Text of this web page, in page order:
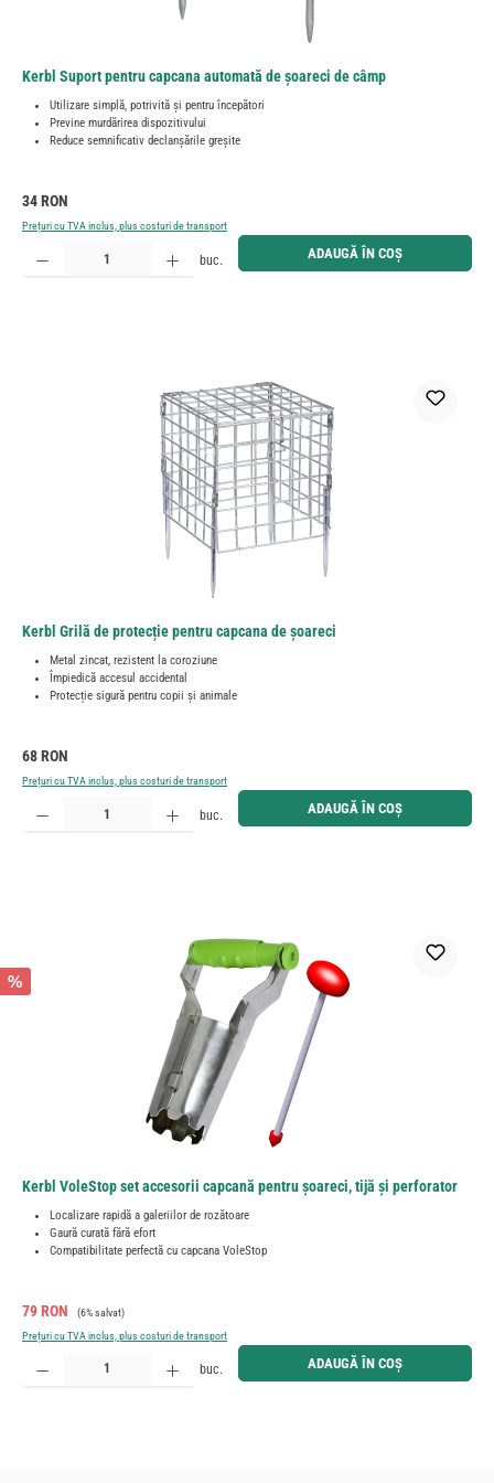
Kerbl Suport pentru capcana automată de șoareci de câmp
Utilizare simplă, potrivită și pentru începători
Previne murdărirea dispozitivului
Reduce semnificativ declanșările greșite
Preț obișnuit:
34 RON
Prețuri cu TVA inclus, plus costuri de transport
Cantitate produs: Introduceți cantitatea dorită sau utilizați butoanele pentru a mări sau micșora
buc. ADAUGĂ ÎN COȘ
Kerbl Grilă de protecție pentru capcana de șoareci
Metal zincat, rezistent la coroziune
Împiedică accesul accidental
Protecție sigură pentru copii și animale
Preț obișnuit:
68 RON
Prețuri cu TVA inclus, plus costuri de transport
Cantitate produs: Introduceți cantitatea dorită sau utilizați butoanele pentru a mări sau micșora
buc. ADAUGĂ ÎN COȘ
%
Kerbl VoleStop set accesorii capcană pentru șoareci, tijă și perforator
Localizare rapidă a galeriilor de rozătoare
Gaură curată fără efort
Compatibilitate perfectă cu capcana VoleStop
Preț de vânzare:
79 RON Preț obișnuit:
(6% salvat)
Prețuri cu TVA inclus, plus costuri de transport
Cantitate produs: Introduceți cantitatea dorită sau utilizați butoanele pentru a mări sau micșora
buc. ADAUGĂ ÎN COȘ